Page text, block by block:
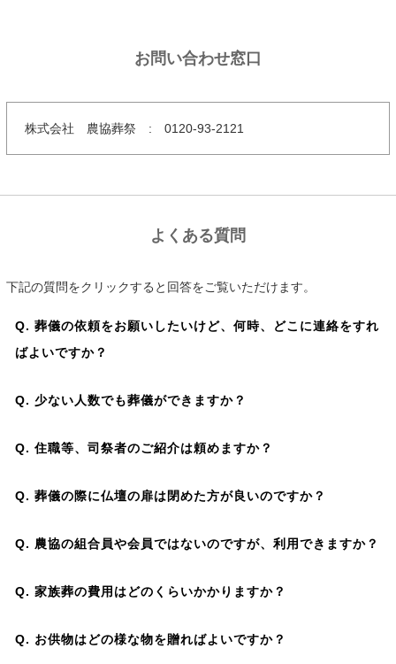
お問い合わせ窓口
株式会社 農協葬祭 : 0120-93-2121
よくある質問
下記の質問をクリックすると回答をご覧いただけます。
Q. 葬儀の依頼をお願いしたいけど、何時、どこに連絡をすれ
ばよいですか？
Q. 少ない人数でも葬儀ができますか？
Q. 住職等、司祭者のご紹介は頼めますか？
Q. 葬儀の際に仏壇の扉は閉めた⽅が良いのですか？
Q. 農協の組合員や会員ではないのですが、利⽤できますか？
Q. 家族葬の費⽤はどのくらいかかりますか？
Q. お供物はどの様な物を贈ればよいですか？